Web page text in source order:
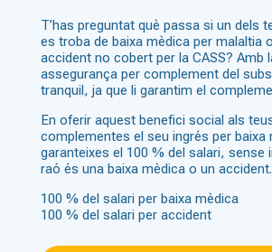
T’has preguntat què passa si un dels
es troba de baixa mèdica per malaltia
accident no cobert per la CASS? Amb
assegurança per complement del
tranquil, ja que li garantim el
En oferir aquest benefici social als
complementes el seu ingrés per baixa
garanteixes el 100 % del salari, sense
raó és una baixa mèdica o un accident.
100 % del salari per baixa mèdica
100 % del salari per accident